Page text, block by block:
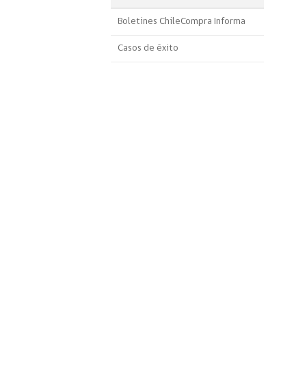
Boletines ChileCompra Informa
Casos de éxito